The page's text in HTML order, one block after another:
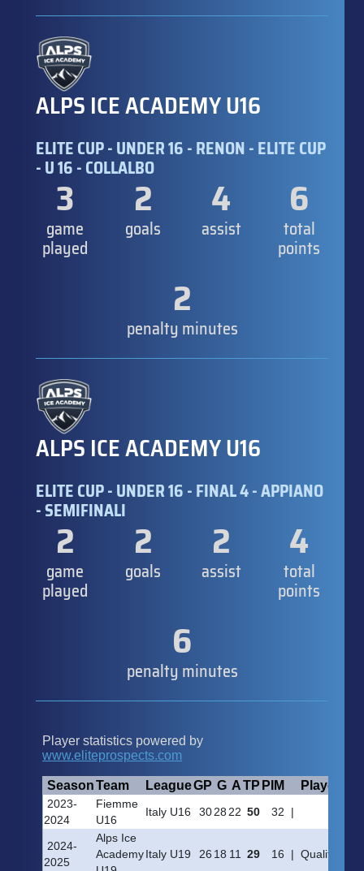
ALPS ICE ACADEMY U16
ELITE CUP - UNDER 16 - RENON - ELITE CUP
- U 16 - COLLALBO
3
game
played
2
goals
4
assist
6
total
points
2
penalty minutes
ALPS ICE ACADEMY U16
ELITE CUP - UNDER 16 - FINAL 4 - APPIANO
- SEMIFINALI
2
game
played
2
goals
2
assist
4
total
points
6
penalty minutes